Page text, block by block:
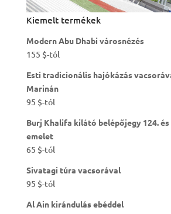
Kiemelt termékek
Modern Abu Dhabi városnézés
155 $-tól
Esti tradicionális hajókázás
Marinán
95 $-tól
Burj Khalifa kilátó belépőjegy 124. és
emelet
65 $-tól
Sivatagi túra vacsorával
95 $-tól
Al Ain kirándulás ebéddel